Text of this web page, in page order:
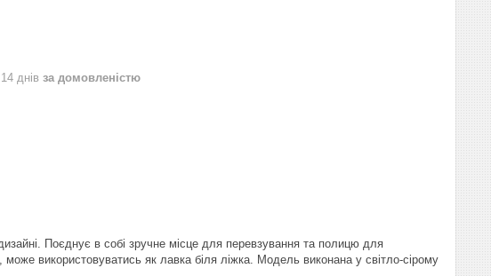
днів за домовленістю
Поєднує в собі зручне місце для перевзування та полицю для
використовуватись як лавка біля ліжка. Модель виконана у світло-сірому